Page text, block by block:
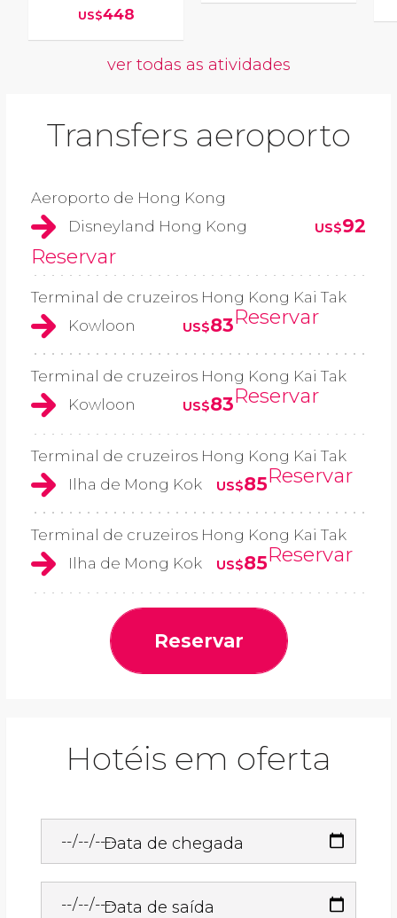
US$448
ver todas as atividades
Transfers aeroporto
Aeroporto de Hong Kong
Disneyland Hong Kong
US$92
Reservar
Terminal de cruzeiros Hong Kong Kai Tak
Kowloon
US$83Reservar
Terminal de cruzeiros Hong Kong Kai Tak
Kowloon
US$83Reservar
Terminal de cruzeiros Hong Kong Kai Tak
Ilha de Mong Kok
US$85Reservar
Terminal de cruzeiros Hong Kong Kai Tak
Ilha de Mong Kok
US$85Reservar
Reservar
Hotéis em oferta
Data de chegada
Data de saída